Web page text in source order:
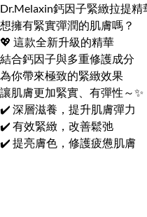
Dr.Melaxin鈣因子緊緻拉提精
想擁有緊實彈潤的肌膚嗎？
💖 這款全新升級的精華
結合鈣因子與多重修護成分
為你帶來極致的緊緻效果
讓肌膚更加緊實、有彈性～✨
✔️ 深層滋養，提升肌膚彈力
✔️ 有效緊緻，改善鬆弛
✔️ 提亮膚色，修護疲憊肌膚